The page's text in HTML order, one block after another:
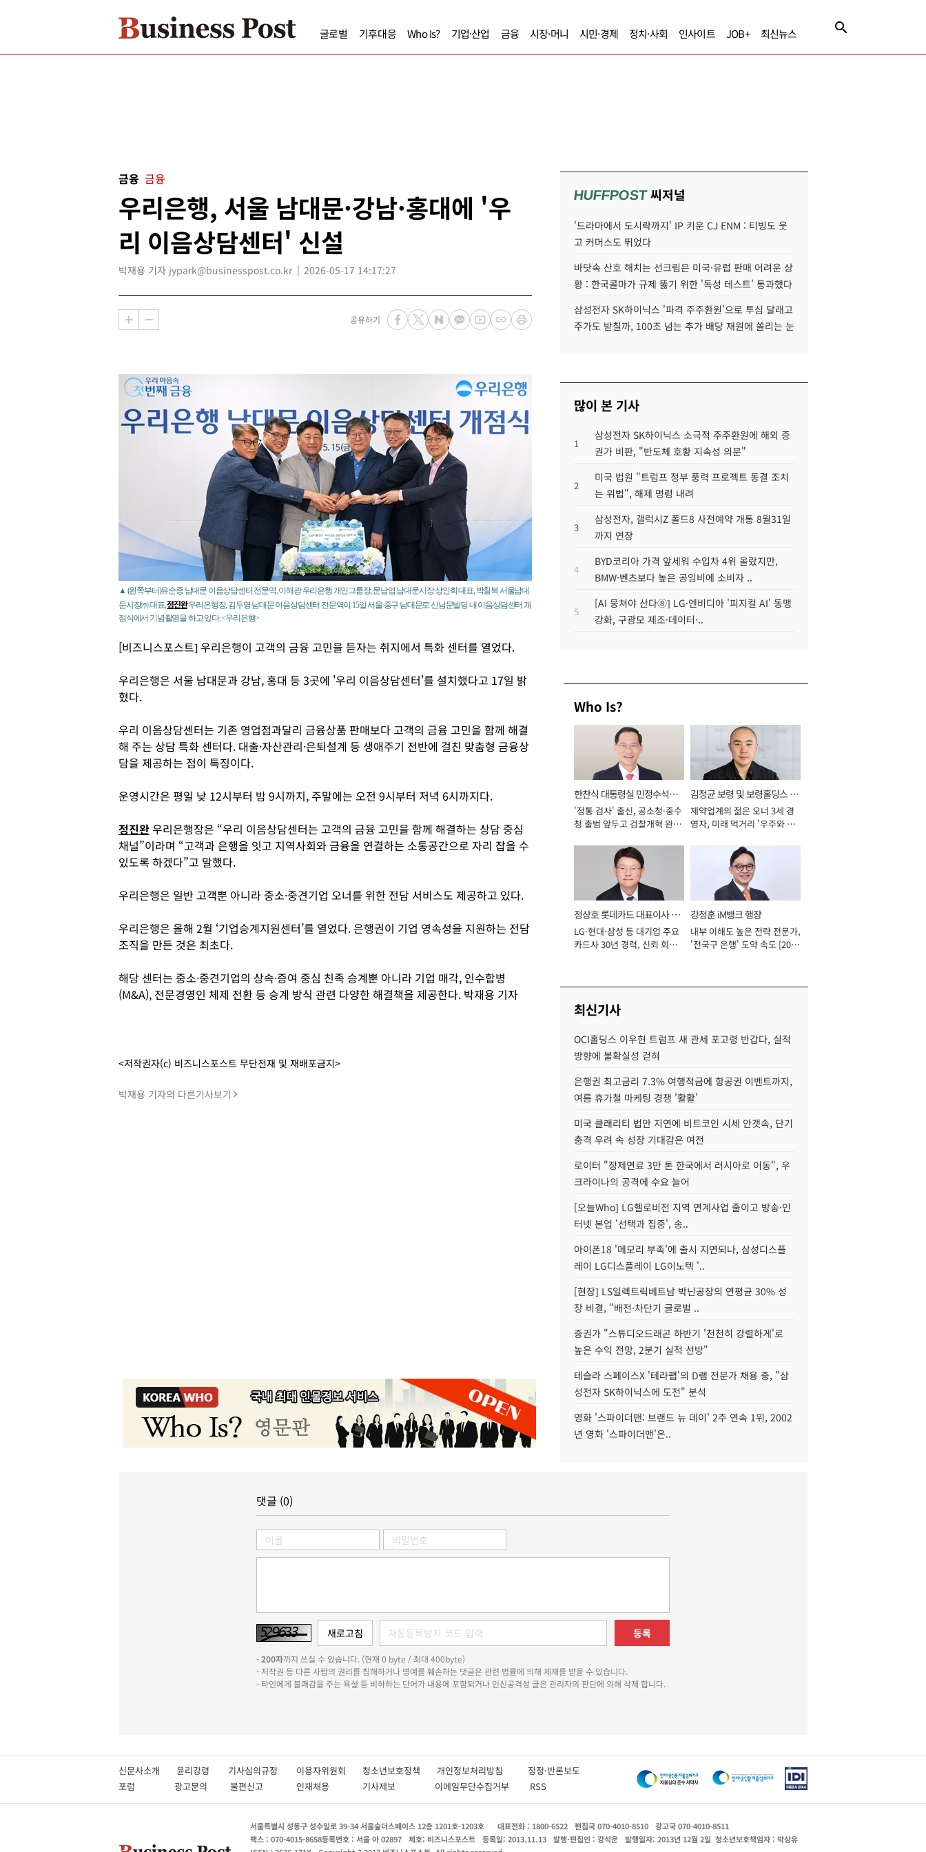
글로벌 기후대응 Who Is? 기업·산업 금융 시장·머니 시민·경제 정치·사회 인사이트 JOB+ 최신뉴스
금융 금융
우리은행, 서울 남대문·강남·홍대에 '우
리 이음상담센터' 신설
박재용 기자 jypark@businesspost.co.kr 2026-05-17 14:17:27
공유하기
▲ (왼쪽부터)유순종 남대문 이음상담센터 전문역, 이해광 우리은행 개인그룹장, 문남엽 남대문시장 상인회 대표, 박칠복 서울남대
문시장㈜ 대표,정진완우리은행장, 김두영 남대문 이음상담센터 전문역이 15일 서울 중구 남대문로 신남문빌딩 내 이음상담센터 개
점식에서 기념촬영을 하고 있다. <우리은행>
[비즈니스포스트] 우리은행이 고객의 금융 고민을 듣자는 취지에서 특화 센터를 열었다.
우리은행은 서울 남대문과 강남, 홍대 등 3곳에 '우리 이음상담센터'를 설치했다고 17일 밝
혔다.
우리 이음상담센터는 기존 영업점과달리 금융상품 판매보다 고객의 금융 고민을 함께 해결
해 주는 상담 특화 센터다. 대출·자산관리·은퇴설계 등 생애주기 전반에 걸친 맞춤형 금융상
담을 제공하는 점이 특징이다.
운영시간은 평일 낮 12시부터 밤 9시까지, 주말에는 오전 9시부터 저녁 6시까지다.
정진완우리은행장은 “우리 이음상담센터는 고객의 금융 고민을 함께 해결하는 상담 중심
채널”이라며 “고객과 은행을 잇고 지역사회와 금융을 연결하는 소통공간으로 자리 잡을 수
있도록 하겠다”고 말했다.
우리은행은 일반 고객뿐 아니라 중소·중견기업 오너를 위한 전담 서비스도 제공하고 있다.
우리은행은 올해 2월 ‘기업승계지원센터’를 열었다. 은행권이 기업 영속성을 지원하는 전담
조직을 만든 것은 최초다.
해당 센터는 중소ᐧ중견기업의 상속ᐧ증여 중심 친족 승계뿐 아니라 기업 매각, 인수합병
(M&A), 전문경영인 체제 전환 등 승계 방식 관련 다양한 해결책을 제공한다. 박재용 기자
<저작권자(c) 비즈니스포스트 무단전재 및 재배포금지>
박재용 기자의 다른기사보기
HUFFPOST씨저널
'드라마에서 도시락까지' IP 키운 CJ ENM : 티빙도 웃
고 커머스도 뛰었다
바닷속 산호 해치는 선크림은 미국·유럽 판매 어려운 상
황 : 한국콜마가 규제 뚫기 위한 '독성 테스트' 통과했다
삼성전자 SK하이닉스 '파격 주주환원'으로 투심 달래고
주가도 받칠까, 100조 넘는 추가 배당 재원에 쏠리는 눈
많이 본 기사
1
삼성전자 SK하이닉스 소극적 주주환원에 해외 증
권가 비판, "반도체 호황 지속성 의문"
2
미국 법원 "트럼프 정부 풍력 프로젝트 동결 조치
는 위법", 해제 명령 내려
3
삼성전자, 갤럭시Z 폴드8 사전예약 개통 8월31일
까지 연장
4
BYD코리아 가격 앞세워 수입차 4위 올랐지만,
BMW·벤츠보다 높은 공임비에 소비자 ..
5
[AI 뭉쳐야 산다⑧] LG·엔비디아 '피지컬 AI' 동맹
강화, 구광모 제조·데이터·..
Who Is?
한찬식 대통령실 민정수석비
서관
'정통 검사' 출신, 공소청·중수
청 출범 앞두고 검찰개혁 완수
김정균 보령 및 보령홀딩스 대
표이사 사장
제약업계의 젊은 오너 3세 경
영자, 미래 먹거리 '우주와 헬
정상호 롯데카드 대표이사 사
장
LG·현대·삼성 등 대기업 주요
카드사 30년 경력, 신뢰 회복
강정훈 iM뱅크 행장
내부 이해도 높은 전략 전문가,
'전국구 은행' 도약 속도 [2026
최신기사
OCI홀딩스 이우현 트럼프 새 관세 포고령 반갑다, 실적
방향에 불확실성 걷혀
은행권 최고금리 7.3% 여행적금에 항공권 이벤트까지,
여름 휴가철 마케팅 경쟁 '활활'
미국 클래리티 법안 지연에 비트코인 시세 안갯속, 단기
충격 우려 속 성장 기대감은 여전
로이터 "정제연료 3만 톤 한국에서 러시아로 이동", 우
크라이나의 공격에 수요 늘어
[오늘Who] LG헬로비전 지역 연계사업 줄이고 방송·인
터넷 본업 '선택과 집중', 송..
아이폰18 '메모리 부족'에 출시 지연되나, 삼성디스플
레이 LG디스플레이 LG이노텍 '..
[현장] LS일렉트릭베트남 박닌공장의 연평균 30% 성
장 비결, "배전·차단기 글로벌 ..
증권가 "스튜디오드래곤 하반기 '천천히 강렬하게'로
높은 수익 전망, 2분기 실적 선방"
테슬라 스페이스X '테라팹'의 D램 전문가 채용 중, "삼
성전자 SK하이닉스에 도전" 분석
영화 '스파이더맨: 브랜드 뉴 데이' 2주 연속 1위, 2002
년 영화 '스파이더맨'은..
댓글 (0)
등록
-200자까지 쓰실 수 있습니다. (현재 0 byte / 최대 400byte)
- 저작권 등 다른 사람의 권리를 침해하거나 명예를 훼손하는 댓글은 관련 법률에 의해 제재를 받을 수 있습니다.
- 타인에게 불쾌감을 주는 욕설 등 비하하는 단어가 내용에 포함되거나 인신공격성 글은 관리자의 판단에 의해 삭제 합니다.
신문사소개 윤리강령 기사심의규정 이용자위원회 청소년보호정책 개인정보처리방침 정정·반론보도
포럼
광고문의 불편신고 인재채용 기사제보 이메일무단수집거부 RSS
서울특별시 성동구 성수일로 39-34 서울숲더스페이스 12층 1201호-1203호 대표전화 : 1800-6522 편집국 070-4010-8510
광고국 070-4010-8511
팩스 : 070-4015-8658등록번호 : 서울 아 02897 제호: 비즈니스포스트 등록일: 2013.11.13 발행·편집인 : 강석운 발행일자: 2013년 12월 2일 청소년보호책임자 : 박상유